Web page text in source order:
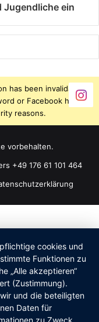
Jugendliche ein
has been invalidated
or Facebook has
reasons.
vorbehalten.
+49 176 61 101 464
cookies und
Funktionen zu
„Alle akzeptieren“
(Zustimmung).
und die beteiligten
Daten für
zu Zweck,